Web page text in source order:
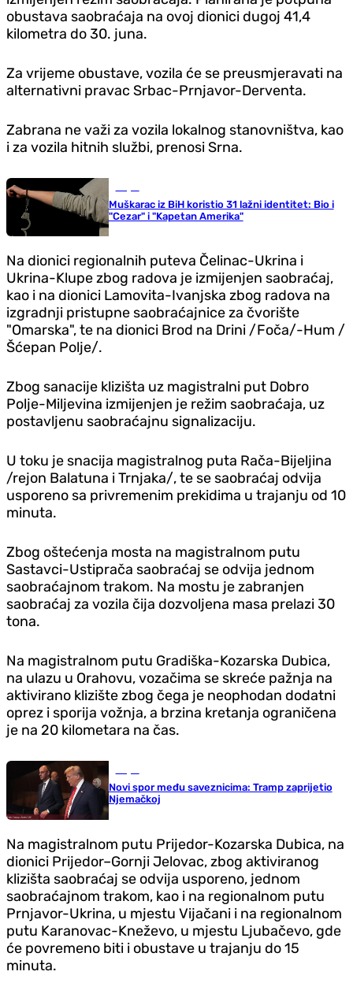
obustava saobraćaja na ovoj dionici dugoj 41,4
kilometra do 30. juna.
Za vrijeme obustave, vozila će se preusmjeravati na
alternativni pravac Srbac-Prnjavor-Derventa.
Zabrana ne važi za vozila lokalnog stanovništva, kao
i za vozila hitnih službi, prenosi Srna.
Muškarac iz BiH koristio 31 lažni identitet: Bio i
"Cezar" i "Kapetan Amerika"
Na dionici regionalnih puteva Čelinac-Ukrina i
Ukrina-Klupe zbog radova je izmijenjen saobraćaj,
kao i na dionici Lamovita-Ivanjska zbog radova na
izgradnji pristupne saobraćajnice za čvorište
"Omarska", te na dionici Brod na Drini /Foča/-Hum /
Šćepan Polje/.
Zbog sanacije klizišta uz magistralni put Dobro
Polje-Miljevina izmijenjen je režim saobraćaja, uz
postavljenu saobraćajnu signalizaciju.
U toku je snacija magistralnog puta Rača-Bijeljina
/rejon Balatuna i Trnjaka/, te se saobraćaj odvija
usporeno sa privremenim prekidima u trajanju od 10
minuta.
Zbog oštećenja mosta na magistralnom putu
Sastavci-Ustiprača saobraćaj se odvija jednom
saobraćajnom trakom. Na mostu je zabranjen
saobraćaj za vozila čija dozvoljena masa prelazi 30
tona.
Na magistralnom putu Gradiška-Kozarska Dubica,
na ulazu u Orahovu, vozačima se skreće pažnja na
aktivirano klizište zbog čega je neophodan dodatni
oprez i sporija vožnja, a brzina kretanja ograničena
je na 20 kilometara na čas.
Novi spor među saveznicima: Tramp zaprijetio
Njemačkoj
Na magistralnom putu Prijedor-Kozarska Dubica, na
dionici Prijedor–Gornji Jelovac, zbog aktiviranog
klizišta saobraćaj se odvija usporeno, jednom
saobraćajnom trakom, kao i na regionalnom putu
Prnjavor-Ukrina, u mjestu Vijačani i na regionalnom
putu Karanovac-Kneževo, u mjestu Ljubačevo, gde
će povremeno biti i obustave u trajanju do 15
minuta.